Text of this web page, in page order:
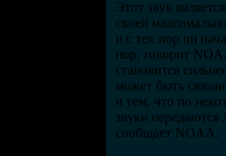
Этот звук
своей
и с тех пор он
пор, говорит
становится
может быть
и тем, что по
звуки
сообщает NOAA.